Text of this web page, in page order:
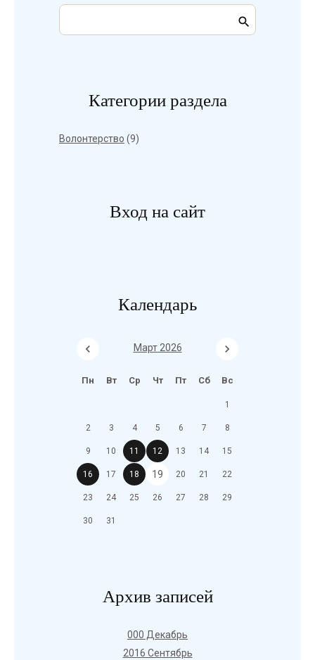
Категории раздела
Волонтерство (9)
Вход на сайт
Календарь
Март 2026
Пн Вт Ср Чт Пт Сб Вс
1
2 3 4 5 6 7 8
9 10 11 12 13 14 15
16 17 18 19 20 21 22
23 24 25 26 27 28 29
30 31
Архив записей
000 Декабрь
2016 Сентябрь